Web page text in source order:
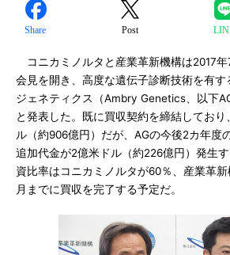
Share Post
コニカミノルタと産業革新機構は2017
会見を開き、高度な遺伝子診断技術を有す
ジェネティクス（Ambry Genetics、以下
と発表した。既に買収契約を締結しており
ル（約906億円）だが、AGの今後2カ年度
追加代金が2億米ドル（約226億円）発生
資比率はコニカミノルタが60％、産業革
月までに買収を完了する予定だ。